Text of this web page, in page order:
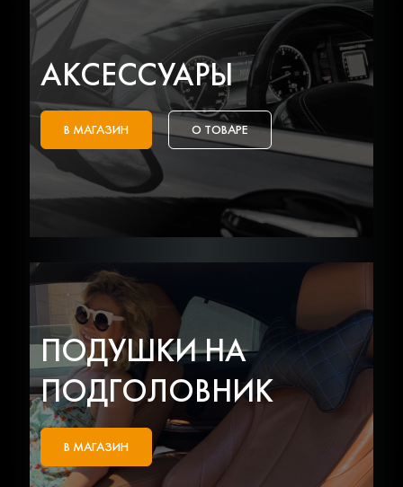
АКСЕССУАРЫ
В МАГАЗИН О ТОВАРЕ
ПОДУШКИ НА
ПОДГОЛОВНИК
В МАГАЗИН